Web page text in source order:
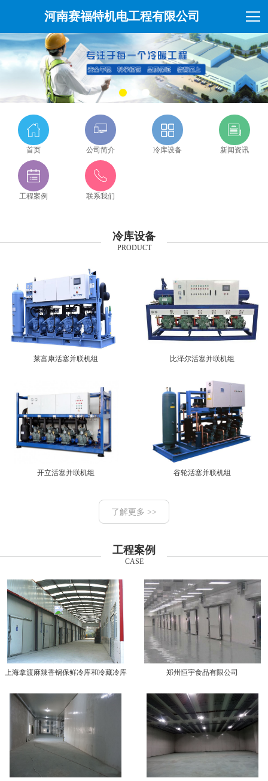
河南赛福特机电工程有限公司
首页 公司简介 冷库设备 新闻资讯
工程案例 联系我们
冷库设备
PRODUCT
莱富康活塞并联机组 比泽尔活塞并联机组
开立活塞并联机组 谷轮活塞并联机组
了解更多 >>
工程案例
CASE
上海拿渡麻辣香锅保鲜冷库和冷藏冷库 郑州恒宇食品有限公司